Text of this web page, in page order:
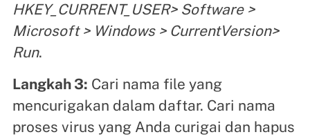
HKEY_CURRENT_USER> Software >
Microsoft > Windows > CurrentVersion>
Run.
Langkah 3: Cari nama file yang
mencurigakan dalam daftar. Cari nama
proses virus yang Anda curigai dan hapus